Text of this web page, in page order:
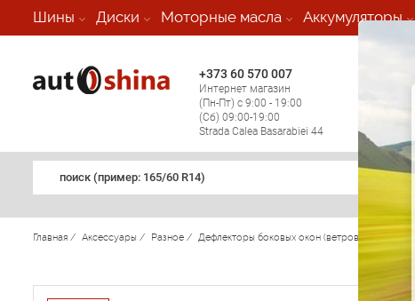
Шины Диски Моторные масла Аккумуляторы
+373 60 570 007
Интернет магазин
(Пн-Пт) с 9:00 - 19:00
(Сб) 09:00-19:00
Strada Calea Basarabiei 44
поиск (примеp: 165/60 R14)
Главная / Аксессуары / Разное / Дефлекторы боковых окон (ветровики) Ford